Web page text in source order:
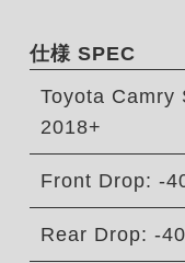
仕様 SPEC
Toyota Camry
2018+
Front Drop: -
Rear Drop: -